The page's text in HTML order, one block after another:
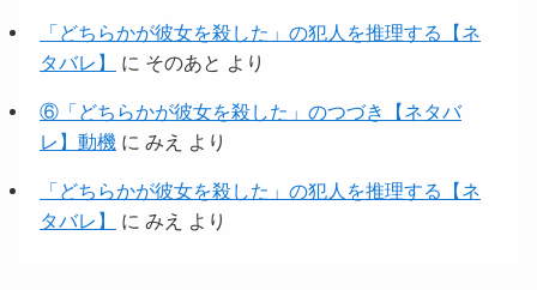
「どちらかが彼女を殺した」の犯人を推理する【ネ
タバレ】
に そのあと より
⑥「どちらかが彼女を殺した」のつづき【ネタバ
レ】動機に みえ より
「どちらかが彼女を殺した」の犯人を推理する【ネ
タバレ】
に みえ より